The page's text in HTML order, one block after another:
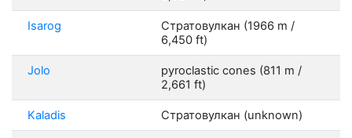
Isarog
Стратовулкан (1966 m /
6,450 ft)
Jolo
pyroclastic cones (811 m /
2,661 ft)
Kaladis Стратовулкан (unknown)